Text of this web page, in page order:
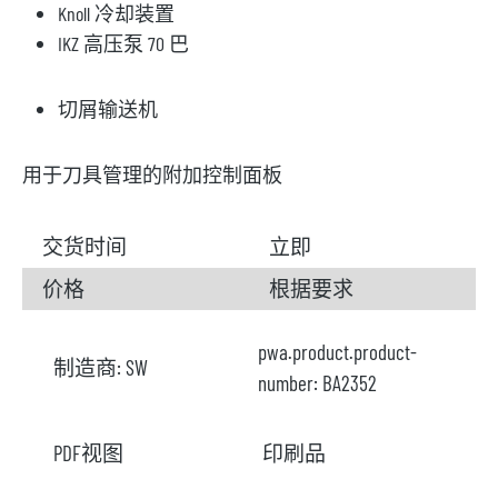
Knoll 冷却装置
IKZ 高压泵 70 巴
切屑输送机
用于刀具管理的附加控制面板
交货时间
立即
价格
根据要求
制造商: SW
pwa.product.product-
number: BA2352
PDF视图 印刷品